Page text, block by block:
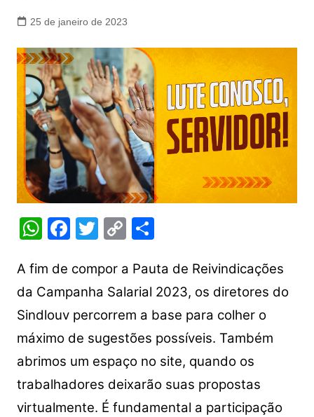
25 de janeiro de 2023
W
at
s
A
p
p
F
c
e
b
o
o
k
T
itt
er
C
p
y
Li
n
k
S
ar
e
A fim de compor a Pauta de Reivindicações
da Campanha Salarial 2023, os diretores do
Sindlouv percorrem a base para colher o
máximo de sugestões possíveis. Também
abrimos um espaço no site, quando os
trabalhadores deixarão suas propostas
virtualmente. É fundamental a participação